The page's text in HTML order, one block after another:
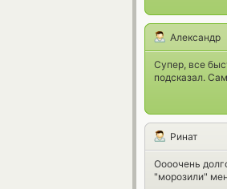
Александр
Супер, все
подсказал.
Ринат
Оооочень
"морозили"